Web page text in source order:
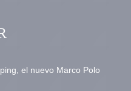
el nuevo Marco Polo